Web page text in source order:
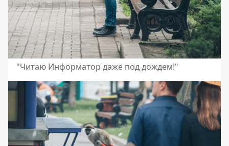
"Читаю Информатор даже под дождем!"